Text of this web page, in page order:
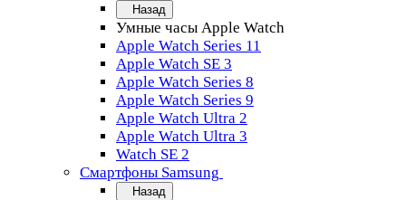
Назад
Умные часы Apple Watch
Apple Watch Series 11
Apple Watch SE 3
Apple Watch Series 8
Apple Watch Series 9
Apple Watch Ultra 2
Apple Watch Ultra 3
Watch SE 2
Смартфоны Samsung
Назад